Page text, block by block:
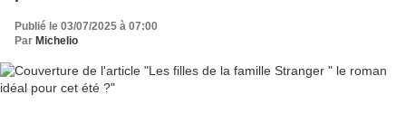
Publié le 03/07/2025 à 07:00
Par Michelio